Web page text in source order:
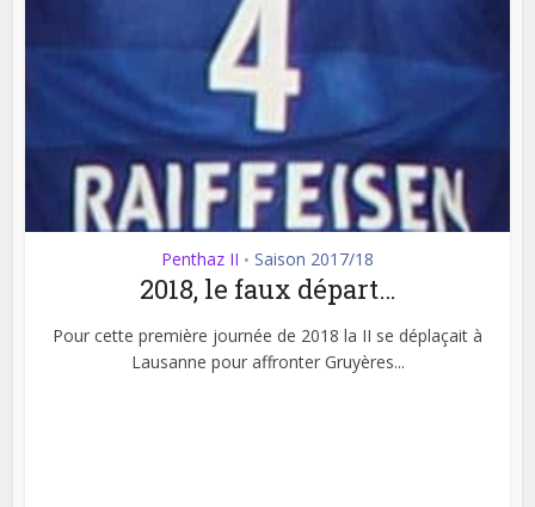
Penthaz II • Saison 2017/18
2018, le faux départ…
Pour cette première journée de 2018 la II se déplaçait à
Lausanne pour affronter Gruyères...